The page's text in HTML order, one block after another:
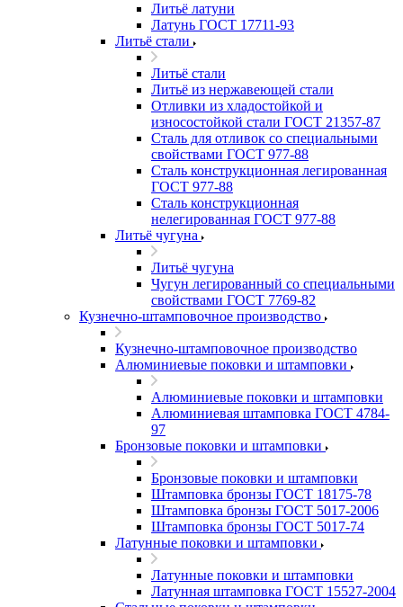
Литьё латуни
Латунь ГОСТ 17711-93
Литьё стали
Литьё стали
Литьё из нержавеющей стали
Отливки из хладостойкой и
износостойкой стали ГОСТ 21357-87
Сталь для отливок со специальными
свойствами ГОСТ 977-88
Сталь конструкционная легированная
ГОСТ 977-88
Сталь конструкционная
нелегированная ГОСТ 977-88
Литьё чугуна
Литьё чугуна
Чугун легированный со специальными
свойствами ГОСТ 7769-82
Кузнечно-штамповочное производство
Кузнечно-штамповочное производство
Алюминиевые поковки и штамповки
Алюминиевые поковки и штамповки
Алюминиевая штамповка ГОСТ 4784-
97
Бронзовые поковки и штамповки
Бронзовые поковки и штамповки
Штамповка бронзы ГОСТ 18175-78
Штамповка бронзы ГОСТ 5017-2006
Штамповка бронзы ГОСТ 5017-74
Латунные поковки и штамповки
Латунные поковки и штамповки
Латунная штамповка ГОСТ 15527-2004